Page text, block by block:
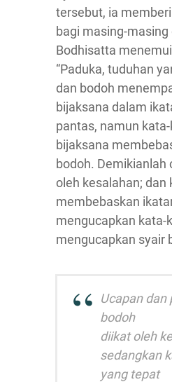
tersebut, ia
bagi masing-
Bodhisatta
“Paduka, tuduhan
dan bodoh
bijaksana dalam
pantas, namun
bijaksana
bodoh. Demikianlah
oleh kesalahan; dan
membebaskan
mengucapkan kata-
mengucapkan syair
Ucapan dan
bodoh
diikat oleh
sedangkan
yang tepat